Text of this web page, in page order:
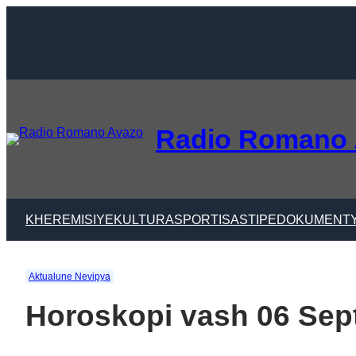
Radio Romano
KHEREMISIYEKULTURASPORTI SASTIPE
Aktualune Nevipya
Horoskopi vash 06